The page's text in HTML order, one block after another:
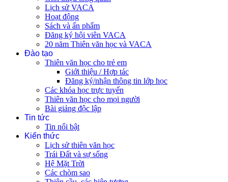
Lịch sử VACA
Hoạt động
Sách và ấn phẩm
Đăng ký hội viên VACA
20 năm Thiên văn học và VACA
Đào tạo
Thiên văn học cho trẻ em
Giới thiệu / Hợp tác
Đăng ký/nhận thông tin lớp học
Các khóa học trực tuyến
Thiên văn học cho mọi người
Bài giảng độc lập
Tin tức
Tin nổi bật
Kiến thức
Lịch sử thiên văn học
Trái Đất và sự sống
Hệ Mặt Trời
Các chòm sao